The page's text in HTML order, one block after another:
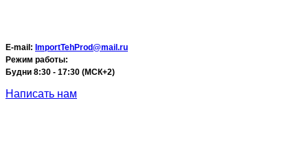
E-mail: ImportTehProd@mail.ru
Режим работы:
Будни 8:30 - 17:30 (МСК+2)
Написать нам